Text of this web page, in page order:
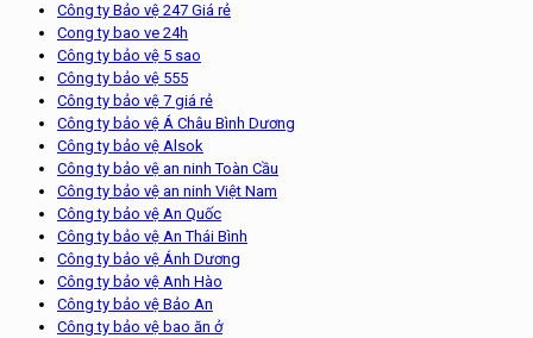
Công ty Bảo vệ 247 Giá rẻ
Cong ty bao ve 24h
Công ty bảo vệ 5 sao
Công ty bảo vệ 555
Công ty bảo vệ 7 giá rẻ
Công ty bảo vệ Á Châu Bình Dương
Công ty bảo vệ Alsok
Công ty bảo vệ an ninh Toàn Cầu
Công ty bảo vệ an ninh Việt Nam
Công ty bảo vệ An Quốc
Công ty bảo vệ An Thái Bình
Công ty bảo vệ Ánh Dương
Công ty bảo vệ Anh Hào
Công ty bảo vệ Bảo An
Công ty bảo vệ bao ăn ở